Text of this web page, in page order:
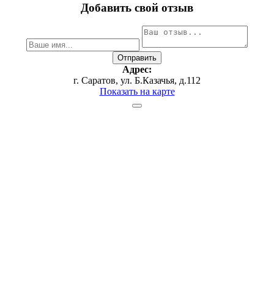
Добавить свой отзыв
Адрес:
г. Саратов, ул. Б.Казачья, д.112
Показать на карте